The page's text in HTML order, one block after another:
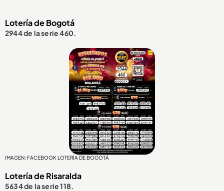
Lotería de Bogotá
2944 de la serie 460.
IMAGEN: FACEBOOK LOTERÍA DE BOGOTÁ
Lotería de Risaralda
5634 de la serie 118.